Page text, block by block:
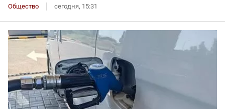
Общество сегодня, 15:31